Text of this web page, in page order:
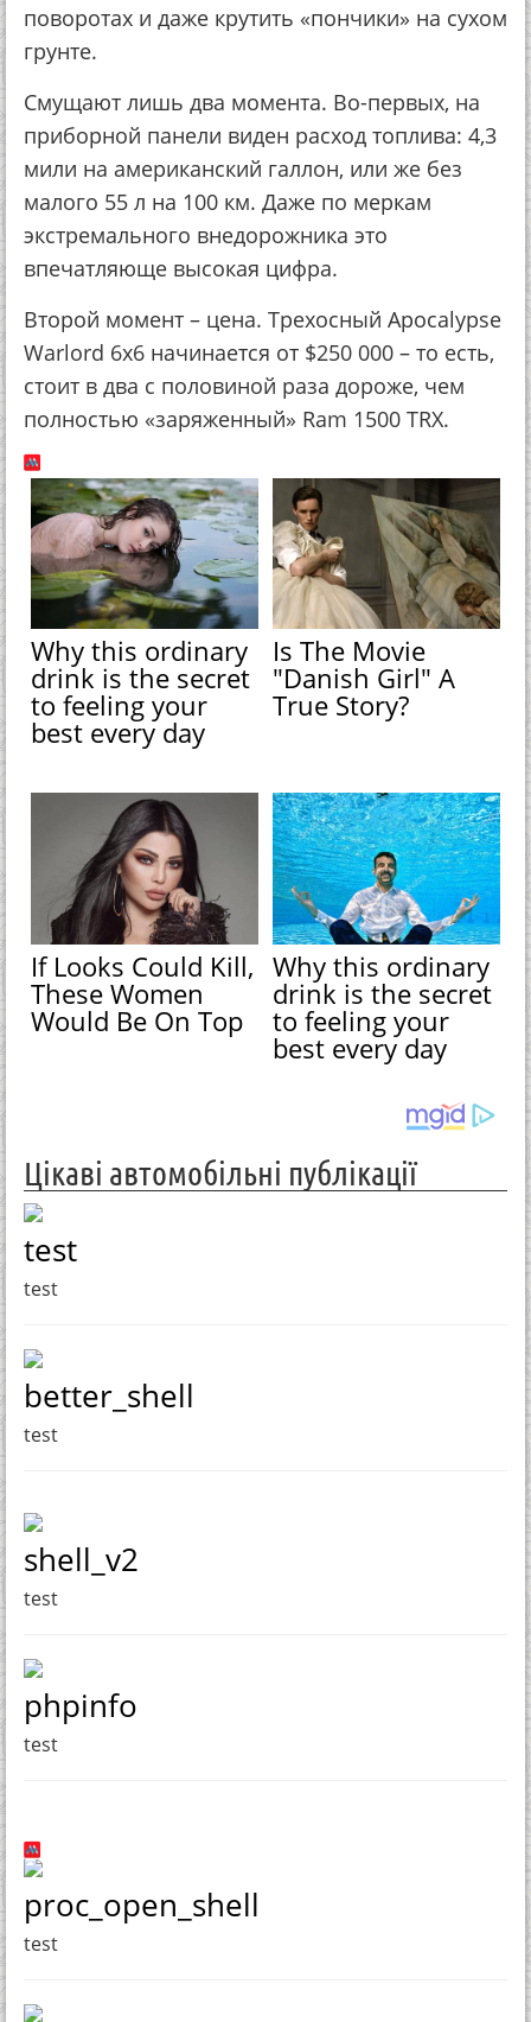
поворотах и даже крутить «пончики» на сухом
грунте.
Смущают лишь два момента. Во-первых, на
приборной панели виден расход топлива: 4,3
мили на американский галлон, или же без
малого 55 л на 100 км. Даже по меркам
экстремального внедорожника это
впечатляюще высокая цифра.
Второй момент – цена. Трехосный Apocalypse
Warlord 6x6 начинается от $250 000 – то есть,
стоит в два с половиной раза дороже, чем
полностью «заряженный» Ram 1500 TRX.
Why this ordinary
drink is the secret
to feeling your
best every day
Is The Movie
"Danish Girl" A
True Story?
If Looks Could Kill,
These Women
Would Be On Top
Why this ordinary
drink is the secret
to feeling your
best every day
Цікаві автомобільні публікації
test
test
better_shell
test
shell_v2
test
phpinfo
test
proc_open_shell
test